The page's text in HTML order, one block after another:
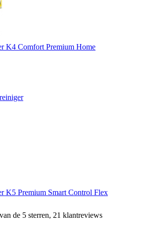
K4 Comfort Premium Home
K5 Premium Smart Control Flex
de 5 sterren, 21 klantreviews